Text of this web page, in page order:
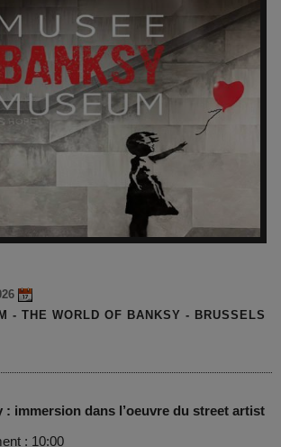
- THE WORLD OF BANKSY - BRUSSELS
: immersion dans l’oeuvre du street artist
: 10:00